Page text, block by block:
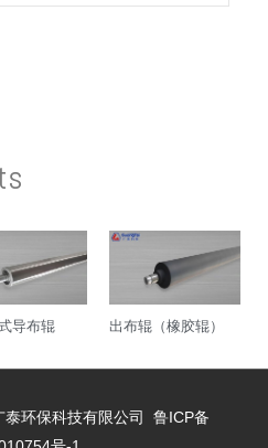
导布辊 出布辊（橡胶辊）
环保科技有限公司 鲁ICP备